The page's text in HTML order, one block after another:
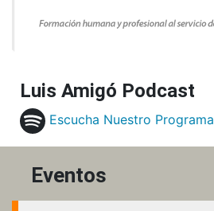
Luis Amigó Podcast
Escucha Nuestro Programa
Eventos